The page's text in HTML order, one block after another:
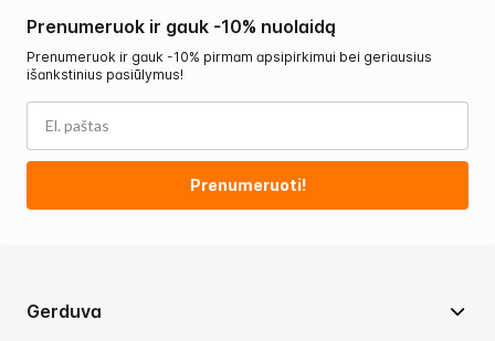
Gerduva
Prenumeruok ir gauk -10% nuolaidą
Prenumeruok ir gauk -10% pirmam apsipirkimui bei geriausius
išankstinius pasiūlymus!
Prenumeruoti!